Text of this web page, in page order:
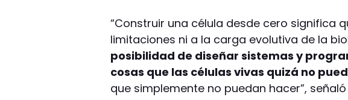
“Construir una célula desde cero significa
limitaciones ni a la carga evolutiva de la
posibilidad de diseñar sistemas y
cosas que las células vivas quizá no
que simplemente no puedan hacer”, señaló